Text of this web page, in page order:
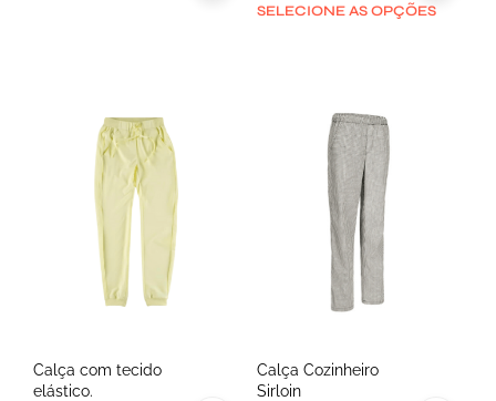
SELECIONE AS OPÇÕES
Calça com tecido
elástico.
Calça Cozinheiro
Sirloin